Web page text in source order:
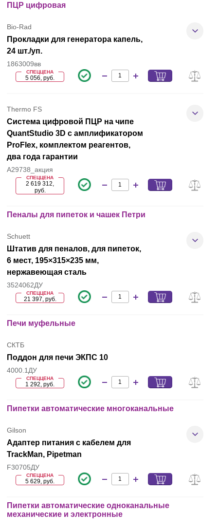
ПЦР цифровая
Bio-Rad
Прокладки для генератора капель,
24 шт./уп.
1863009вв
СПЕЦЦЕНА
5 056, руб.
Thermo FS
Система цифровой ПЦР на чипе
QuantStudio 3D с амплификатором
ProFlex, комплектом реагентов,
два года гарантии
A29738_акция
СПЕЦЦЕНА
2 619 312,
руб.
Пеналы для пипеток и чашек Петри
Schuett
Штатив для пеналов, для пипеток,
6 мест, 195×315×235 мм,
нержавеющая сталь
3524062ДУ
СПЕЦЦЕНА
21 397, руб.
Печи муфельные
СКТБ
Поддон для печи ЭКПС 10
4000.1ДУ
СПЕЦЦЕНА
1 292, руб.
Пипетки автоматические многоканальные
Gilson
Адаптер питания с кабелем для
TrackMan, Pipetman
F30705ДУ
СПЕЦЦЕНА
5 629, руб.
Пипетки автоматические одноканальные
механические и электронные